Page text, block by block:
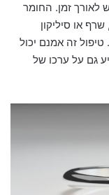
לאורך זמן. החומר
או סיליקון
זה אמנם יכול
גם על ערכו של